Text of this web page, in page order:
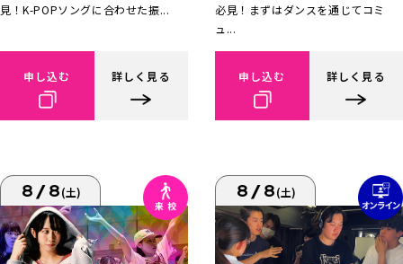
見！K-POPソングに合わせた振...
申し込む 詳しく見る
必見！まずはダンスを通じてコミ
ュ...
申し込む 詳しく見る
8/8(土) 8/8(土)